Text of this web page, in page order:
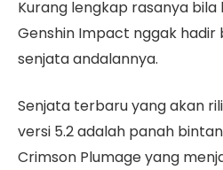
Kurang lengkap rasanya
Genshin Impact nggak hadir
senjata andalannya.
Senjata terbaru yang akan
versi 5.2 adalah panah
Crimson Plumage yang